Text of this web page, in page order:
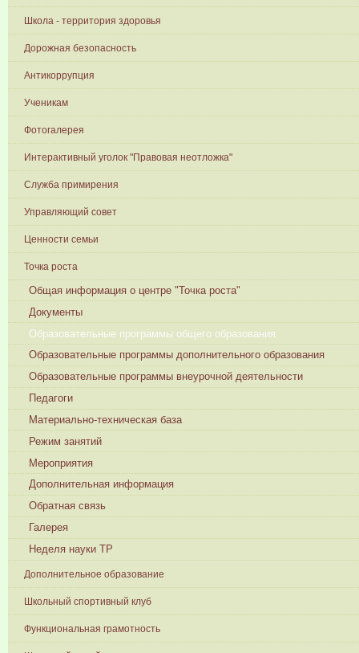
Школа - территория здоровья
Дорожная безопасность
Антикоррупция
Ученикам
Фотогалерея
Интерактивный уголок "Правовая неотложка"
Служба примирения
Управляющий совет
Ценности семьи
Точка роста
Общая информация о центре "Точка роста"
Документы
Образовательные программы общего образования
Образовательные программы дополнительного образования
Образовательные программы внеурочной деятельности
Педагоги
Материально-техническая база
Режим занятий
Мероприятия
Дополнительная информация
Обратная связь
Галерея
Неделя науки ТР
Дополнительное образование
Школьный спортивный клуб
Функциональная грамотность